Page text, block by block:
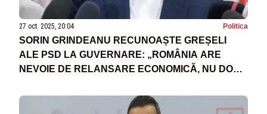
27 oct. 2025, 20:04 Politica
SORIN GRINDEANU RECUNOAȘTE GREȘELI
ALE PSD LA GUVERNARE: „ROMÂNIA ARE
NEVOIE DE RELANSARE ECONOMICĂ, NU DOAR